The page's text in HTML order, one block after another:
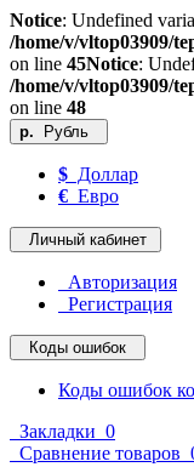
Notice: Undefined
/home/v/vltop03909/
on line 45Notice:
/home/v/vltop03909/
on line 48
р. Рубль
$ Доллар
€ Евро
Личный кабинет
Авторизация
Регистрация
Коды ошибок
Коды ошибок
Закладки 0
Сравнение товаров